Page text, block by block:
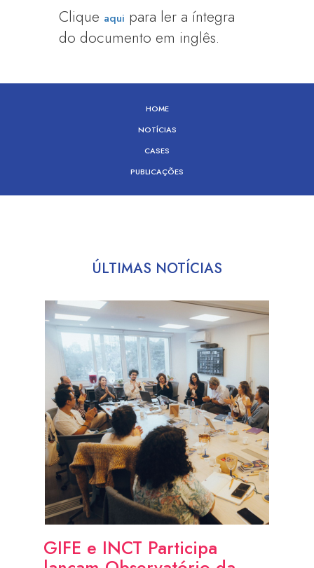
Clique aqui para ler a íntegra
do documento em inglês.
HOME
NOTÍCIAS
CASES
PUBLICAÇÕES
ÚLTIMAS NOTÍCIAS
GIFE e INCT Participa